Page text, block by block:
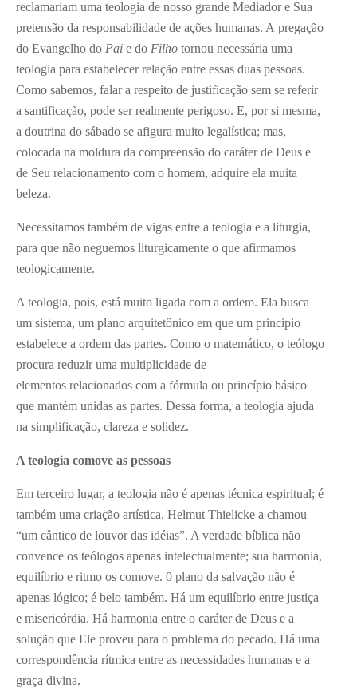
reclamariam uma teologia de nosso grande Mediador e Sua
pretensão da responsabilidade de ações humanas. A pregação
do Evangelho do Pai e do Filho tornou necessária uma
teologia para estabelecer relação entre essas duas pessoas.
Como sabemos, falar a respeito de justificação sem se referir
a santificação, pode ser realmente perigoso. E, por si mesma,
a doutrina do sábado se afigura muito legalística; mas,
colocada na moldura da compreensão do caráter de Deus e
de Seu relacionamento com o homem, adquire ela muita
beleza.
Necessitamos também de vigas entre a teologia e a liturgia,
para que não neguemos liturgicamente o que afirmamos
teologicamente.
A teologia, pois, está muito ligada com a ordem. Ela busca
um sistema, um plano arquitetônico em que um princípio
estabelece a ordem das partes. Como o matemático, o teólogo
procura reduzir uma multiplicidade de
elementos relacionados com a fórmula ou princípio básico
que mantém unidas as partes. Dessa forma, a teologia ajuda
na simplificação, clareza e solidez.
A teologia comove as pessoas
Em terceiro lugar, a teologia não é apenas técnica espiritual; é
também uma criação artística. Helmut Thielicke a chamou
“um cântico de louvor das idéias”. A verdade bíblica não
convence os teólogos apenas intelectualmente; sua harmonia,
equilíbrio e ritmo os comove. 0 plano da salvação não é
apenas lógico; é belo também. Há um equilíbrio entre justiça
e misericórdia. Há harmonia entre o caráter de Deus e a
solução que Ele proveu para o problema do pecado. Há uma
correspondência rítmica entre as necessidades humanas e a
graça divina.